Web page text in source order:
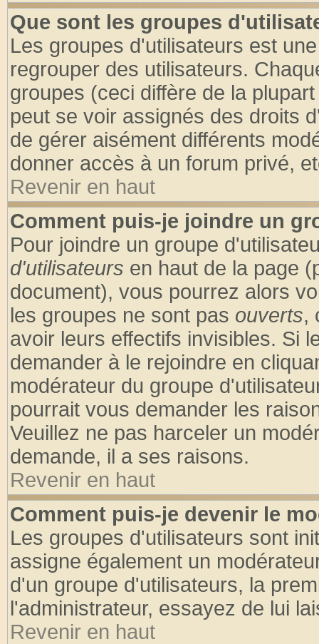
Que sont les groupes
Les groupes d'utilisateurs est
regrouper des utilisateurs.
groupes (ceci diffère de la
peut se voir assignés des droits
de gérer aisément différents
donner accès à un forum privé,
Revenir en haut
Comment puis-je joindre un
Pour joindre un groupe
d'utilisateurs en haut de la page
document), vous pourrez alors
les groupes ne sont pas ouverts,
avoir leurs effectifs invisibles. Si
demander à le rejoindre en
modérateur du groupe
pourrait vous demander les
Veuillez ne pas harceler un
demande, il a ses raisons.
Revenir en haut
Comment puis-je devenir le
Les groupes d'utilisateurs sont
assigne également un
d'un groupe d'utilisateurs, la
l'administrateur, essayez de lui
Revenir en haut